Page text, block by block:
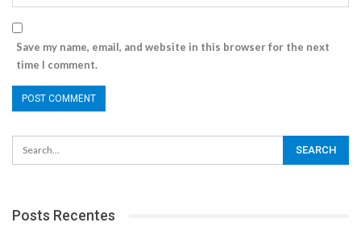
Save my name, email, and website in this browser for the next
time I comment.
Posts Recentes